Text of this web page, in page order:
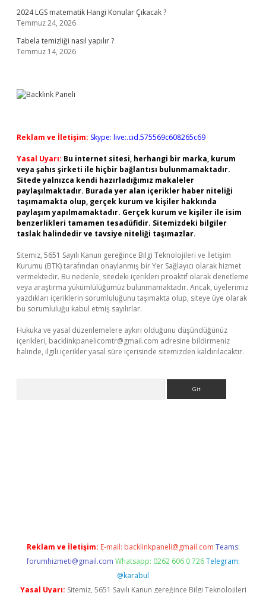
2024 LGS matematik Hangi Konular Çıkacak ?
Temmuz 24, 2026
Tabela temizliği nasıl yapılır ?
Temmuz 14, 2026
Reklam ve İletişim: Skype: live:.cid.575569c608265c69
Yasal Uyarı: Bu internet sitesi, herhangi bir marka, kurum
veya şahıs şirketi ile hiçbir bağlantısı bulunmamaktadır.
Sitede yalnızca kendi hazırladığımız makaleler
paylaşılmaktadır. Burada yer alan içerikler haber niteliği
taşımamakta olup, gerçek kurum ve kişiler hakkında
paylaşım yapılmamaktadır. Gerçek kurum ve kişiler ile isim
benzerlikleri tamamen tesadüfidir. Sitemizdeki bilgiler
taslak halindedir ve tavsiye niteliği taşımazlar.
Sitemiz, 5651 Sayılı Kanun gereğince Bilgi Teknolojileri ve İletişim
Kurumu (BTK) tarafından onaylanmış bir Yer Sağlayıcı olarak hizmet
vermektedir. Bu nedenle, sitedeki içerikleri proaktif olarak denetleme
veya araştırma yükümlülüğümüz bulunmamaktadır. Ancak, üyelerimiz
yazdıkları içeriklerin sorumluluğunu taşımakta olup, siteye üye olarak
bu sorumluluğu kabul etmiş sayılırlar.
Hukuka ve yasal düzenlemelere aykırı olduğunu düşündüğünüz
içerikleri, backlinkpanelicomtr@gmail.com adresine bildirmeniz
halinde, ilgili içerikler yasal süre içerisinde sitemizden kaldırılacaktır.
Reklam ve İletişim: E-mail: backlinkpaneli@gmail.com Teams:
forumhizmeti@gmail.com Whatsapp: 0262 606 0 726 Telegram:
@karabul
Yasal Uyarı: Sitemiz, 5651 Sayılı Kanun gereğince Bilgi Teknolojileri